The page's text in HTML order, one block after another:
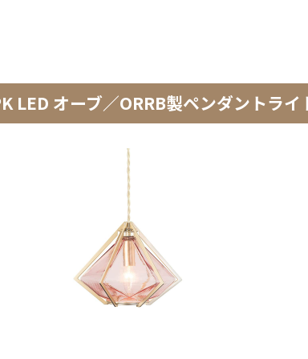
LED オーブ／ORRB製ペンダントライ